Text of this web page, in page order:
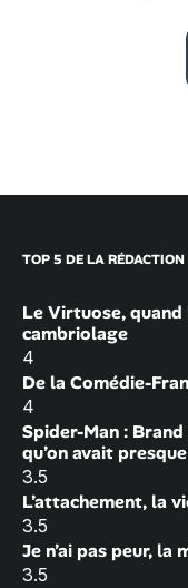
TOP 5 DE LA RÉDACTION
Le Virtuose,
cambriolage
4
De la Comédie-
4
Spider-Man :
qu’on avait
3.5
L’attachement, la
3.5
Je n’ai pas peur, la
3.5